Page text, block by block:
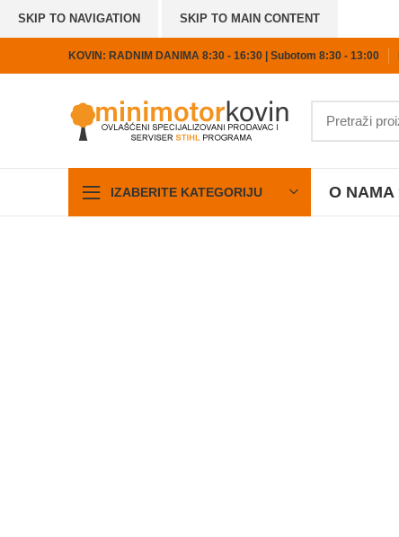
SKIP TO NAVIGATION SKIP TO MAIN CONTENT
KOVIN: RADNIM DANIMA 8:30 - 16:30 | Subotom 8:30 - 13:00
IZABERITE KATEGORIJU O NAMA